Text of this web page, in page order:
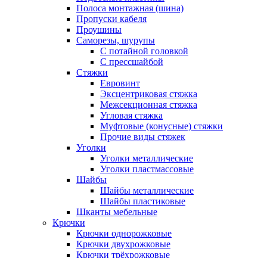
Полоса монтажная (шина)
Пропуски кабеля
Проушины
Саморезы, шурупы
С потайной головкой
С прессшайбой
Стяжки
Евровинт
Эксцентриковая стяжка
Межсекционная стяжка
Угловая стяжка
Муфтовые (конусные) стяжки
Прочие виды стяжек
Уголки
Уголки металлические
Уголки пластмассовые
Шайбы
Шайбы металлические
Шайбы пластиковые
Шканты мебельные
Крючки
Крючки однорожковые
Крючки двухрожковые
Крючки трёхрожковые